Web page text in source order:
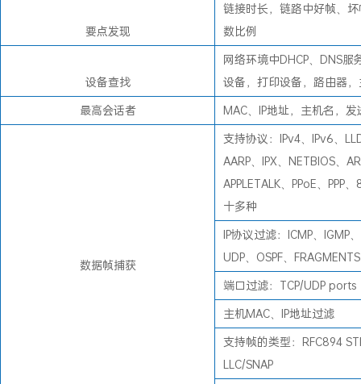
要点发现
链接时长，链路中好帧、
数比例
设备查找
网络环境中DHCP、DNS服
设备，打印设备，路由器
最高会话者
MAC、IP地址，主机名，发
数据帧捕获
支持协议：IPv4、IPv6、
AARP、IPX、NETBIOS、
APPLETALK、PPoE、PPP
十多种
IP协议过滤：ICMP、IGMP
UDP、OSPF、
端口过滤：TCP/UDP ports
主机MAC、IP地址过滤
支持帧的类型：RFC894
LLC/SNAP